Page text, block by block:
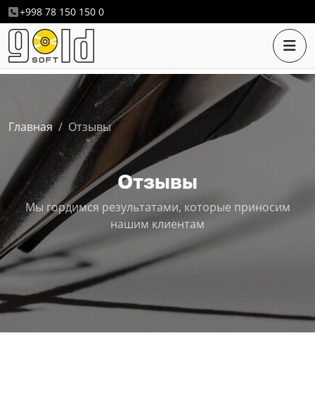
+998 78 150 150 0
Главная Отзывы
Отзывы
Мы гордимся результатами, которые приносим
нашим клиентам